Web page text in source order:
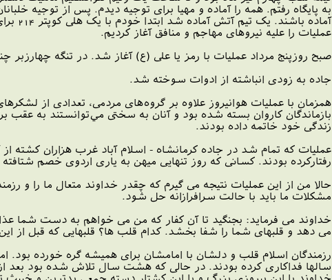
به پایگاه رفتم. همه را آماده و مهیا برای توجیه دیدم. پس از توجیه
عملیات را علیه نیروهای مهاجم و منافق آغاز کردیم.
صبح روزپنج مرداد عملیات با رمز یا علی (ع) آغاز شد. در تنگه چهارزبر
جاده به زودی انباشته از ادوات سوخته شد.
همزمان با عملیات هوانیروز علاوه بر گروه‌های مردمی، تعدادی از
بازماندگان کاروان بسته شده بود و آنان به سختی مي‌توانستند به عقب
زندگی خود خاتمه داده بودند.
عملیات که تمام شد در جاده کرمانشاه - اسلام آباد غرب هزاران کشته
رفتارکرده بودند. کسانی که روز تنهایی میهن به یاری اردوی خصم شتافته
حالا من از این عملیات نتیجه می گیرم که چقدر خداوند متعال ما را و
مشکلات ما باید با حالت سرافرازانه حل شود.
خداوند می فرماید: بجنگید تا آن کفار که من می خواهم به دست شما
می دهد و قلبهای شما را شفا بخشد. کدام قلب ها؟ قلبهایی که قبل از
رزمندگان اسلام قلب و دلشان با امامشان برای همیشه گره خورده بود.
سالها فداکاری کرده بودند. در حالی که هشت سال تلاش شده بود بعد